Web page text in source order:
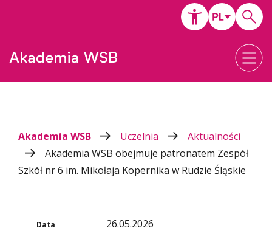
Akademia WSB Uczelnia
Aktualności
Akademia WSB obejmuje patronatem Zespół
Szkół nr 6 im. Mikołaja Kopernika w Rudzie Śląskie
Data 26.05.2026